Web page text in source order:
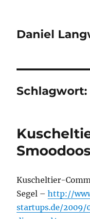
Daniel
Kuscheltier-
Segel –http://
startups.de/